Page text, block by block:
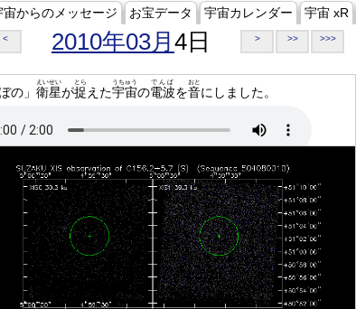
宙からのメッセージ お宝データ 宇宙カレンダー 宇宙 xR
< 2010年03月 4日 > >> >>>
の」 衛星
えいせい
が捉
とら
えた宇宙
うちゅう
の電波
でんぱ
を音
おと
にしました。